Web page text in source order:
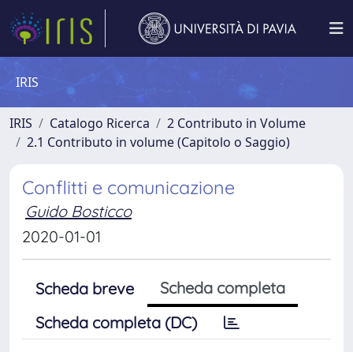
IRIS
IRIS Catalogo Ricerca
2 Contributo in Volume
2.1 Contributo in volume (Capitolo o Saggio)
Conflitti e comunicazione
Guido Bosticco
2020-01-01
Scheda breve
Scheda completa
Scheda completa (DC)